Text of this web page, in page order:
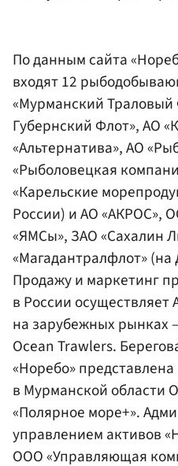
По данным сайта
входят 12
«Мурманский
Губернский Флот», АО
«Альтернатива», АО
«Рыболовецкая
«Карельские
России) и АО «АКРОС»,
«ЯМСы», ЗАО «Сахалин
«Магадантралфлот»
Продажу и маркетинг
в России осуществляет
на зарубежных рынках
Ocean Trawlers.
«Норебо»
в Мурманской области
«Полярное море+».
управлением активов
ООО «Управляющая